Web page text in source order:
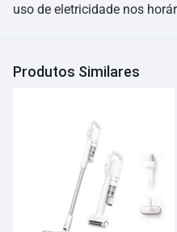
uso de eletricidade nos
Produtos Similares